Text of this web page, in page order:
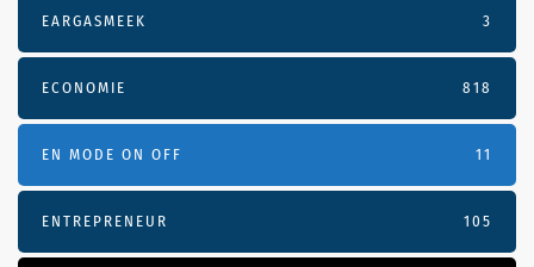
EARGASMEEK 3
ECONOMIE 818
EN MODE ON OFF 11
ENTREPRENEUR 105